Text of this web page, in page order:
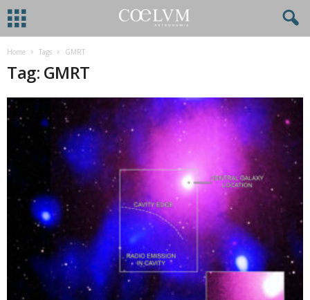
Home Tags GMRT
Tag: GMRT